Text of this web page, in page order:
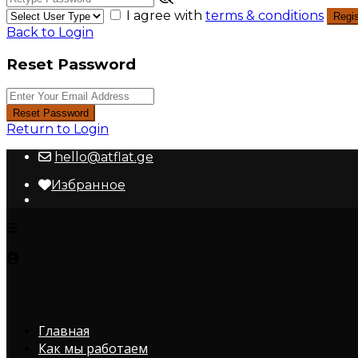
I agree with terms & conditions
Back to Login
Reset Password
Reset Password
Return to Login
hello@atflat.ge
Избранное
Главная
Как мы работаем